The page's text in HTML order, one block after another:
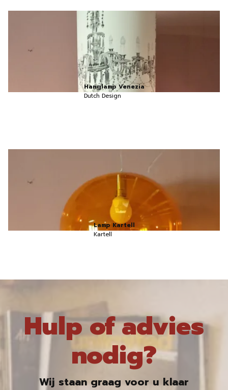
Hanglamp Venezia
Dutch Design
Lamp Kartell
Kartell
Hulp of advies
nodig?
Wij staan graag voor u klaar